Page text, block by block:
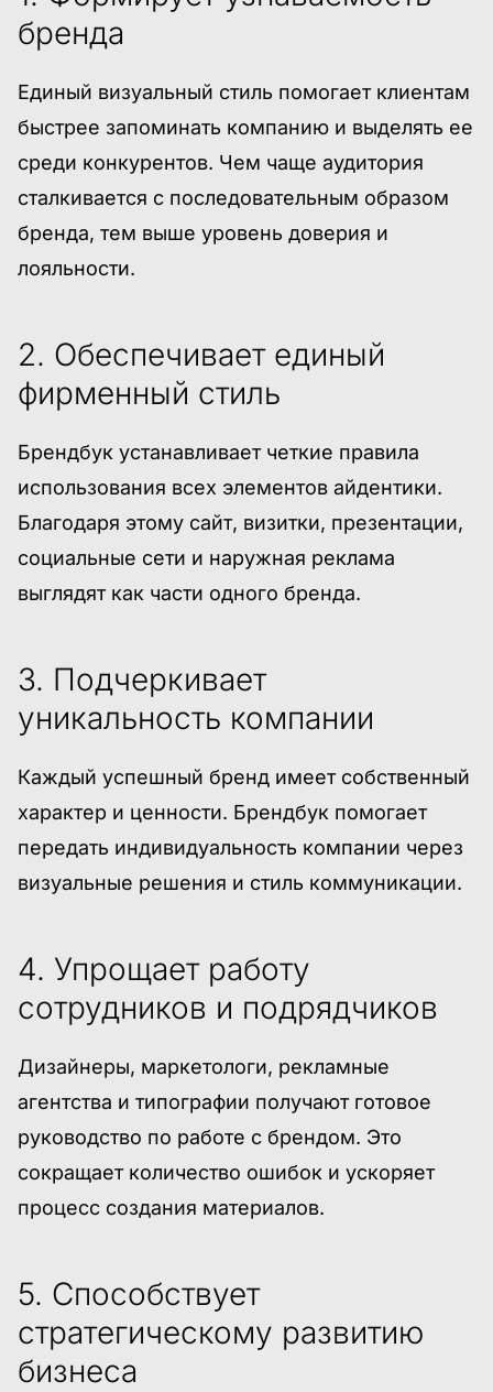
бренда
Единый визуальный стиль помогает клиентам
быстрее запоминать компанию и выделять ее
среди конкурентов. Чем чаще аудитория
сталкивается с последовательным образом
бренда, тем выше уровень доверия и
лояльности.
2. Обеспечивает единый
фирменный стиль
Брендбук устанавливает четкие правила
использования всех элементов айдентики.
Благодаря этому сайт, визитки, презентации,
социальные сети и наружная реклама
выглядят как части одного бренда.
3. Подчеркивает
уникальность компании
Каждый успешный бренд имеет собственный
характер и ценности. Брендбук помогает
передать индивидуальность компании через
визуальные решения и стиль коммуникации.
4. Упрощает работу
сотрудников и подрядчиков
Дизайнеры, маркетологи, рекламные
агентства и типографии получают готовое
руководство по работе с брендом. Это
сокращает количество ошибок и ускоряет
процесс создания материалов.
5. Способствует
стратегическому развитию
бизнеса